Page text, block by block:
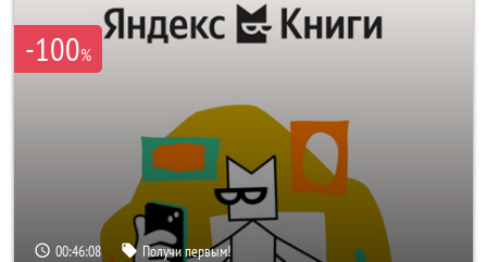
-100%
00:46:07 Получи первым!